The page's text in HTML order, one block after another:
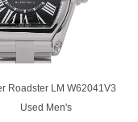
て
Roadster LM W62041V3
Used Men's